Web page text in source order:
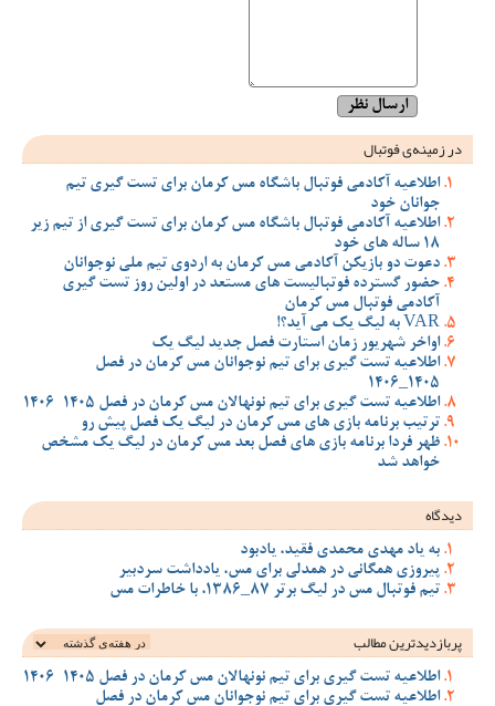
در زمینه‌ی فوتبال
اطلاعیه آکادمی فوتبال باشگاه مس کرمان برای تست گیری تیم
جوانان خود
اطلاعیه آکادمی فوتبال باشگاه مس کرمان برای تست گیری از تیم زیر
18 ساله های خود
دعوت دو بازیکن آکادمی مس کرمان به اردوی تیم ملی نوجوانان
حضور گسترده فوتبالیست های مستعد در اولین روز تست گیری
آکادمی فوتبال مس کرمان
VAR به لیگ یک می آید؟!
اواخر شهریور زمان استارت فصل جدید لیگ یک
اطلاعیه تست گیری برای تیم نوجوانان مس کرمان در فصل
1405_1406
اطلاعیه تست گیری برای تیم نونهالان مس کرمان در فصل 1405-1406
ترتیب برنامه بازی های مس کرمان در لیگ یک فصل پیش رو
ظهر فردا برنامه بازی های فصل بعد مس کرمان در لیگ یک مشخص
خواهد شد
دیدگاه
به یاد مهدی محمدی فقید، یادبود
پیروزی همگانی در همدلی برای مس، یادداشت سردبیر
تیم فوتبال مس در لیگ برتر 87_1386، با خاطرات مس
پربازدیدترین‌ مطالب
اطلاعیه تست گیری برای تیم نونهالان مس کرمان در فصل 1405-1406
اطلاعیه تست گیری برای تیم نوجوانان مس کرمان در فصل